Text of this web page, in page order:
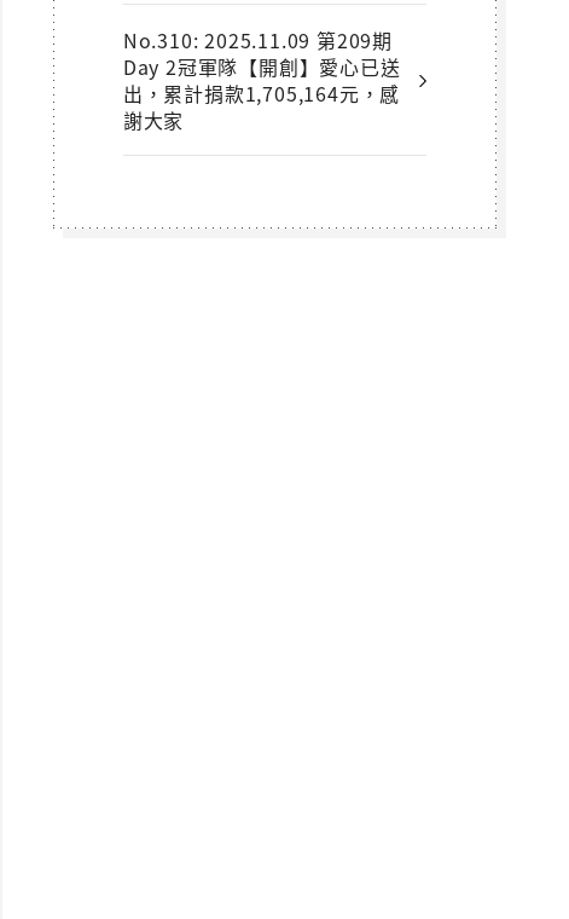
No.310: 2025.11.09 第209期
Day 2冠軍隊【開創】愛心已送
出，累計捐款1,705,164元，感
謝大家